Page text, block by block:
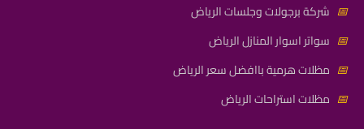
📅 شركة برجولات وجلسات الرياض
📅 سواتر اسوار المنازل الرياض
📅 مظلات هرمية باافضل سعر الرياض
📅 مظلات استراحات الرياض